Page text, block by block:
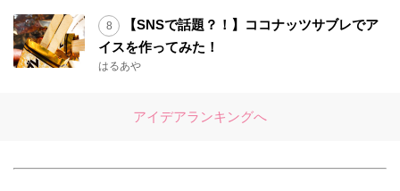
【SNSで話題？！】ココナッツサブレでア
イスを作ってみた！
はるあや
アイデアランキングへ